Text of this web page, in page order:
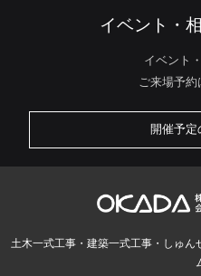
イベント・
イベント
ご来場予約
開催予定
土木一式工事・建築一式工事・しゅ